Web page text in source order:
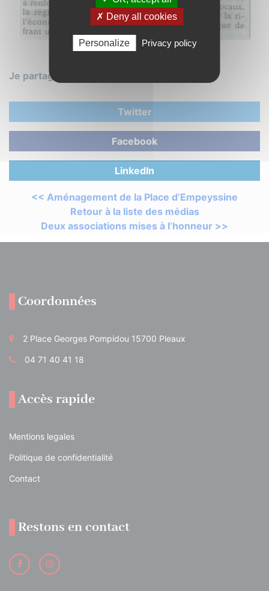
Je partage :
Twitter
Facebook
LinkedIn
<< Aménagement de la Place d’Empeyssine
Retour à la liste des médias
Deux associations mises à l’honneur >>
Coordonnées
2 Place Georges Pompidou 15700 Pleaux
04 71 40 41 18
Accès rapide
Mentions legales
Politique de confidentialité
Contact
Restons en contact
✗ Deny all cookies
Personalize Privacy policy